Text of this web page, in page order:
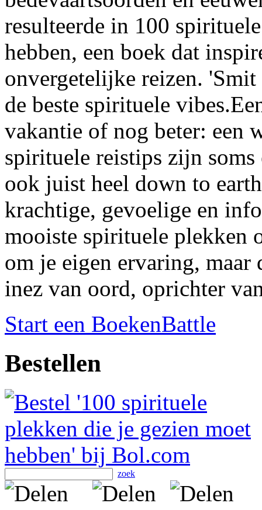
resulteerde in 100
hebben, een boek dat
onvergetelijke reizen. 'Smit
de beste spirituele
vakantie of nog beter: een
spirituele reistips zijn
ook juist heel down to
krachtige, gevoelige en
mooiste spirituele plekken
om je eigen ervaring,
inez van oord, oprichter
Start een BoekenBattle
Bestellen
zoek